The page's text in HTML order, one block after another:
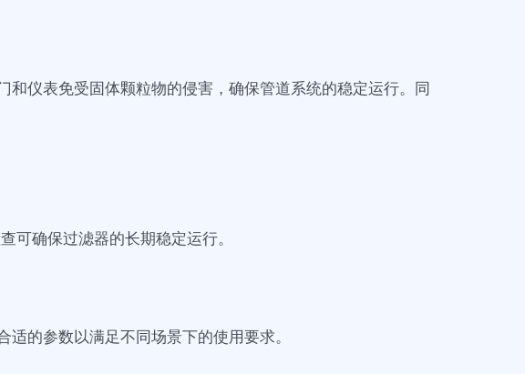
仪表免受固体颗粒物的侵害，确保管道系统的稳定运行。同
可确保过滤器的长期稳定运行。
的参数以满足不同场景下的使用要求。